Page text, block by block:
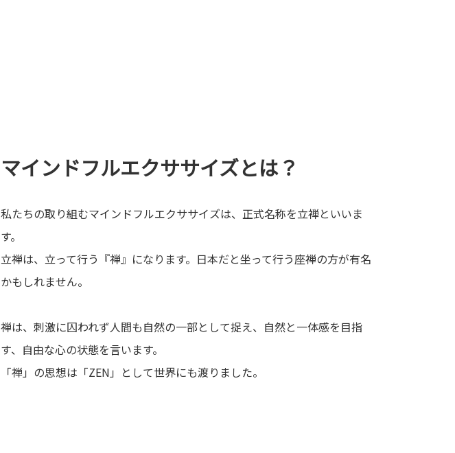
マインドフルエクササイズとは？
私たちの取り組むマインドフルエクササイズは、正式名称を立禅といいま
す。
立禅は、立って行う『禅』になります。日本だと坐って行う座禅の方が有名
かもしれません。
禅は、刺激に囚われず人間も自然の一部として捉え、自然と一体感を目指
す、自由な心の状態を言います。
「禅」の思想は「ZEN」として世界にも渡りました。